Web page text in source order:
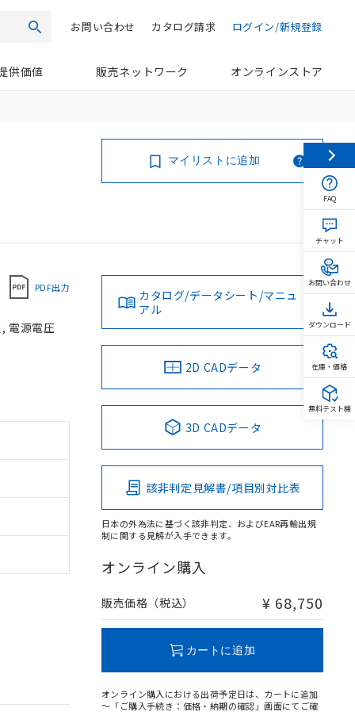
検索 ログイン/新規登録
カタログ請求
お問い合わせ
供価値 販売ネットワーク オンラインストア
マイリストに追加
PDF出力
電源電圧
カタログ/データシート/マニュ
アル
2D CADデータ
3D CADデータ
該非判定見解書/項目別対比表
日本の外為法に基づく該非判定、およびEAR再輸出規
制に関する見解が入手できます。
オンライン購入
販売価格（税込） ¥ 68,750
カートに追加
オンライン購入における出荷予定日は、カートに追加
～「ご購入手続き：価格・納期の確認」画面にてご確
FAQ
チャット
お問い合わせ
ダウンロード
在庫・価格
無料テスト機